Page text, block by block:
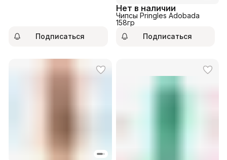
Подписаться
Нет в наличии
Чипсы Pringles Adobada
158гр
Подписаться